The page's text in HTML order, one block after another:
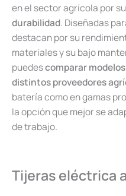
en el sector agrícola por su
durabilidad. Diseñadas
destacan por su
materiales y su bajo
puedescomparar
distintos proveedores
batería como en gamas
la opción que mejor se
de trabajo.
Tijeras eléctrica